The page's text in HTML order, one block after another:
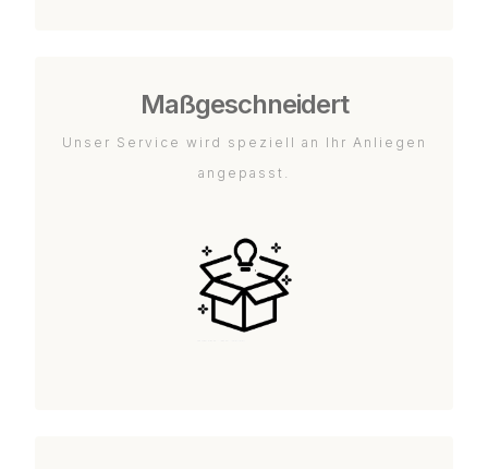
Maßgeschneidert
Unser Service wird speziell an Ihr Anliegen
angepasst.